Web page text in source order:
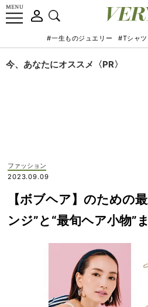
#一生ものジュエリー #Tシャツ
今、あなたにオススメ〈PR〉
ファッション
2023.09.09
【ボブヘア】のための
ンジ”と“最旬ヘア小物”